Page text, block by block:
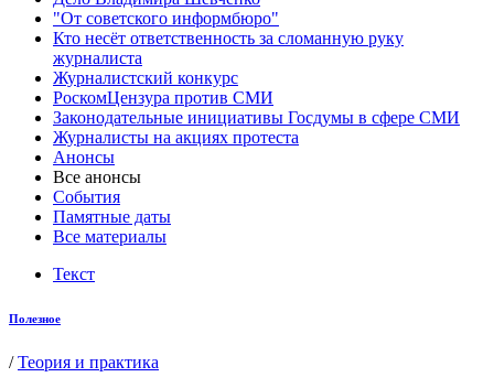
"От советского информбюро"
Кто несёт ответственность за сломанную руку
журналиста
Журналистский конкурс
РоскомЦензура против СМИ
Законодательные инициативы Госдумы в сфере СМИ
Журналисты на акциях протеста
Анонсы
Все анонсы
События
Памятные даты
Все материалы
Текст
Полезное
/Теория и практика